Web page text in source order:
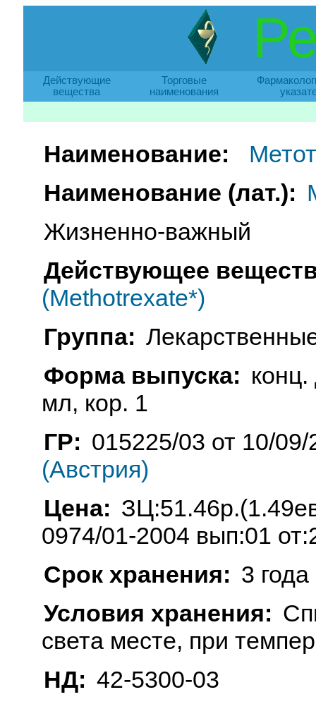
Действующие
вещества
Торговые
наименования
Наименование:
Наименование (лат.):
Жизненно-важный
Действующее
(Methotrexate*)
Группа:
Форма выпуска:
мл, кор. 1
ГР: 015225/03 от 10/
(Австрия)
Цена:
0974/01-2004 вып:01
Срок хранения: 3 года
Условия хранения:
света месте, при
НД: 42-5300-03